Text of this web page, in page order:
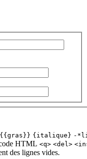
{{gras}} {italique} -
HTML <q> <del>
des lignes vides.